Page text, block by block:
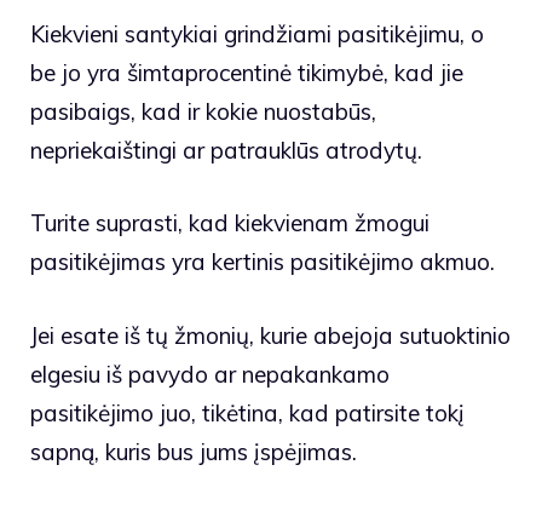
Kiekvieni santykiai grindžiami pasitikėjimu, o
be jo yra šimtaprocentinė tikimybė, kad jie
pasibaigs, kad ir kokie nuostabūs,
nepriekaištingi ar patrauklūs atrodytų.
Turite suprasti, kad kiekvienam žmogui
pasitikėjimas yra kertinis pasitikėjimo akmuo.
Jei esate iš tų žmonių, kurie abejoja sutuoktinio
elgesiu iš pavydo ar nepakankamo
pasitikėjimo juo, tikėtina, kad patirsite tokį
sapną, kuris bus jums įspėjimas.